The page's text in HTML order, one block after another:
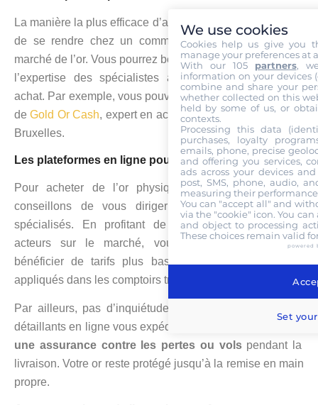
La manière la plus efficace d’acquérir de l’or physique est
de se rendre chez un commerçant spécialisé dans le
marché de l’or. Vous pourrez bénéficier des conseils et de
l’expertise des spécialistes afin de procéder à votre
achat. Par exemple, vous pouvez vous renseigner auprès
deGold Or Cash, expert en achat et en vente d’or, situé à
Bruxelles.
Les plateformes en ligne pour acheter de l’or
Pour acheter de l’or physique en ligne, nous vous
conseillons de vous diriger vers des sites internet
spécialisés. En profitant de l’existence de plusieurs
acteurs sur le marché, vous serez susceptible de
bénéficier de tarifs plus bas que ceux généralement
appliqués dans les comptoirs traditionnels.
Par ailleurs, pas d’inquiétude quant à la livraison. Les
détaillants en ligne vous expédient votre commande avec
une assurance contre les pertes ou volspendant la
livraison. Votre or reste protégé jusqu’à la remise en main
propre.
We use cookies
Cookies help us give you
manage your preferences at
With our 105 partners,
information on your devices
combine and share your
whether collected on this
held by some of us, or
contexts.
Processing this data
purchases, loyalty
emails, phone, precise
and offering you services,
ads across your devices
post, SMS, phone, audio,
measuring their
You can "accept all" and
via the "cookie" icon. You
and object to processing
These choices remain valid
powered
Set